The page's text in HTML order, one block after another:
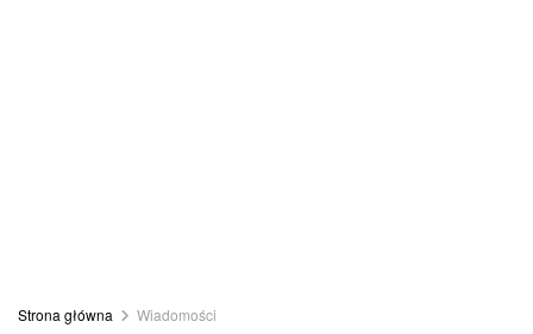
Strona główna Wiadomości